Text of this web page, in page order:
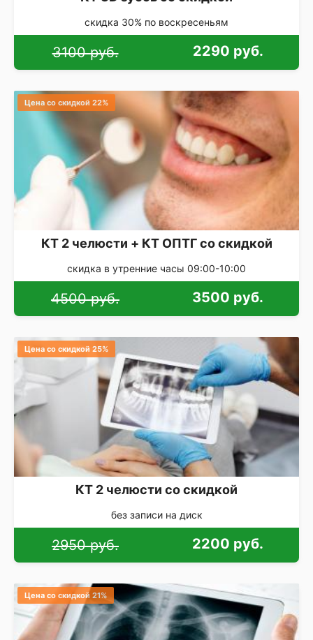
скидка 30% по воскресеньям
3100 руб. 2290 руб.
Цена со скидкой 22%
КТ 2 челюсти + КТ ОПТГ со скидкой
скидка в утренние часы 09:00-10:00
4500 руб. 3500 руб.
Цена со скидкой 25%
КТ 2 челюсти со скидкой
без записи на диск
2950 руб. 2200 руб.
Цена со скидкой 21%